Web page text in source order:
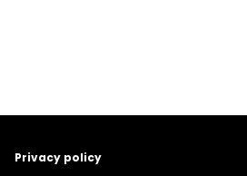
Privacy policy